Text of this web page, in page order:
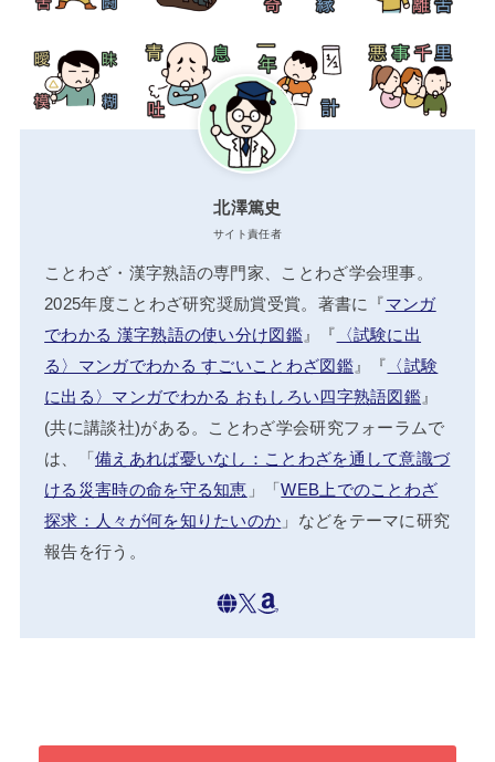
北澤篤史
サイト責任者
ことわざ・漢字熟語の専門家、ことわざ学会理事。
2025年度ことわざ研究奨励賞受賞。著書に『マンガ
でわかる 漢字熟語の使い分け図鑑』『 〈試験に出
る〉マンガでわかる すごいことわざ図鑑』『 〈試験
に出る〉マンガでわかる おもしろい四字熟語図鑑 』
(共に講談社)がある。ことわざ学会研究フォーラムで
は、「備えあれば憂いなし：ことわざを通して意識づ
ける災害時の命を守る知恵 」「WEB上でのことわざ
探求：人々が何を知りたいのか 」などをテーマに研究
報告を行う。